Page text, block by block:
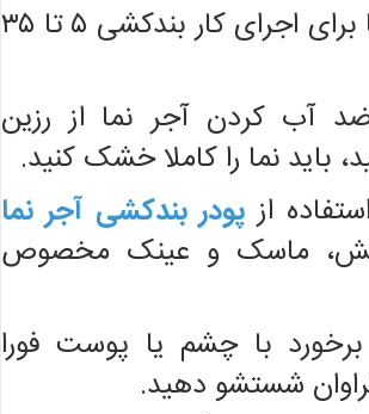
11-بهترین دما برای اجرای کار بندکشی ۵ تا ۳۵
ضد آب کردن آجر نما از رزین
باید نما را کاملا خشک کنید.
پودر بندکشی آجر نما
ماسک و عینک مخصوص
برخورد با چشم یا پوست فورا
شستشو دهید.